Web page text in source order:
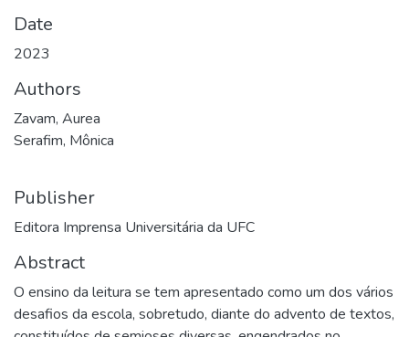
Date
2023
Authors
Zavam, Aurea
Serafim, Mônica
Publisher
Editora Imprensa Universitária da UFC
Abstract
O ensino da leitura se tem apresentado como um dos vários
desafios da escola, sobretudo, diante do advento de textos,